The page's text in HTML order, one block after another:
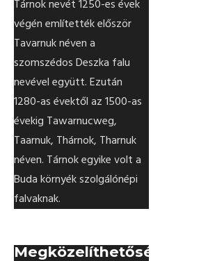
Tárnok nevét 1250-es évek
végén említették először
Tavarnuk néven a
szomszédos Deszka falu
nevével együtt. Ezután
1280-as évektől az 1500-as
évekig Tawarnucweg,
Taarnuk, Thárnok, Tharnuk
néven. Tárnok egyike volt a
Buda környék szolgálónépi
falvaknak.
Megközelíthetőség